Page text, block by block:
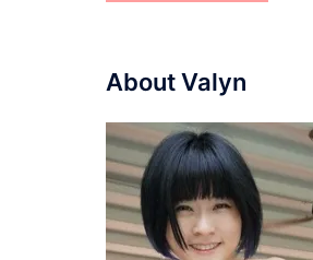
About Valyn